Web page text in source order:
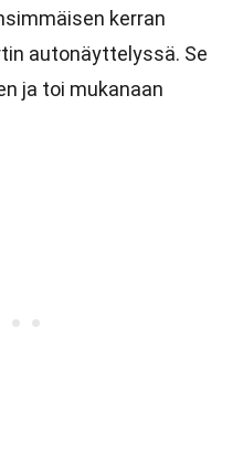
kerran
autonäyttelyssä. Se
ja toi mukanaan